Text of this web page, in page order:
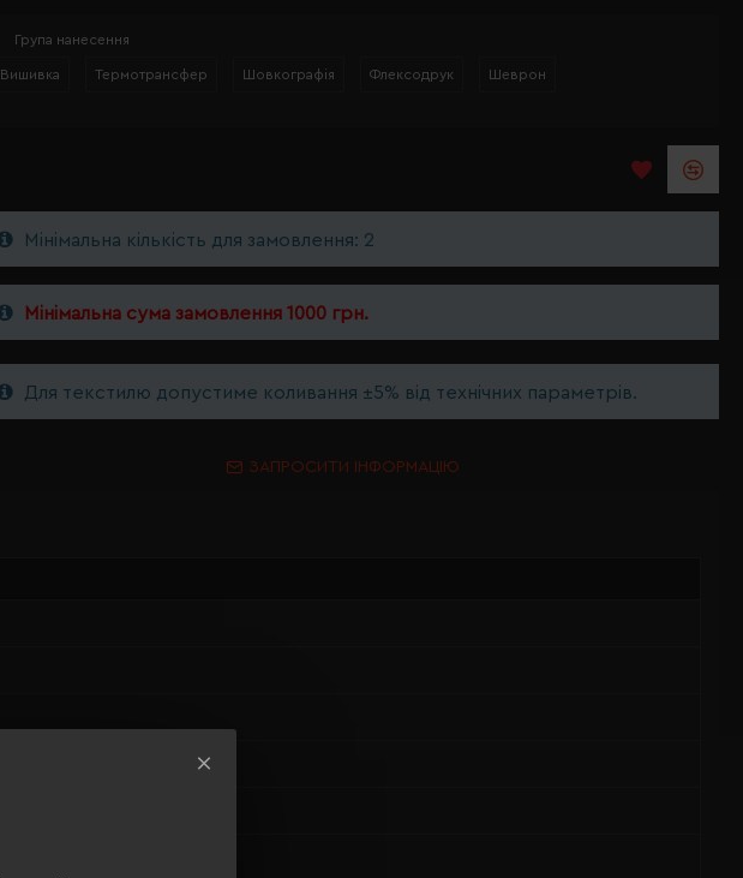
Група нанесення
Вишивка Термотрансфер Шовкографія Флексодрук Шеврон
Мінімальна кількість для замовлення: 2
Мінімальна сума замовлення 1000 грн.
Для текстилю допустиме коливання ±5% від технічних параметрів.
ЗАПРОСИТИ ІНФОРМАЦІЮ